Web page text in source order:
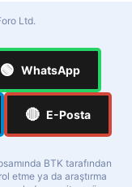
Ltd.
🟢 WhatsApp
🔴 E-Posta
BTK tarafından
etme ya da araştırma